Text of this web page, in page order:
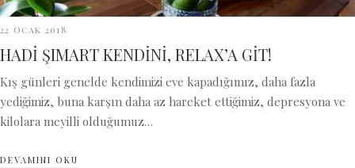
22 Ocak 2018
HADİ ŞIMART KENDİNİ, RELAX’A GİT!
Kış günleri genelde kendimizi eve kapadığımız, daha fazla
yediğimiz, buna karşın daha az hareket ettiğimiz, depresyona ve
kilolara meyilli olduğumuz…
DEVAMINI OKU